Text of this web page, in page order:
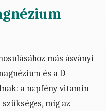
más ásványi
és a D-
a napfény vitamin
míg az